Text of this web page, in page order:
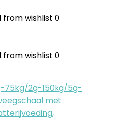
from wishlist 0
from wishlist 0